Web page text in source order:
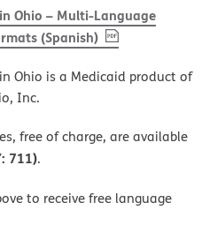
Ohio – Multi-Language
(Spanish), PDF(opens in new
Ohio is a Medicaid product of
Inc.
free of charge, are available
711).
to receive free language